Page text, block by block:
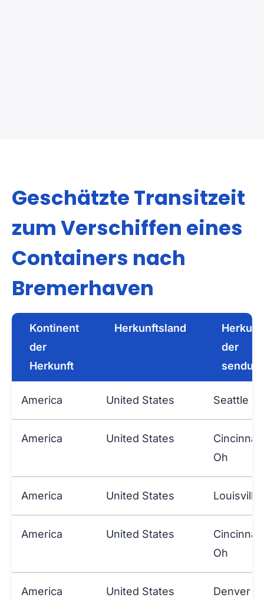
Geschätzte Transitzeit
zum Verschiffen eines
Containers nach
Bremerhaven
Kontinent
der
Herkunft
Herkunftsland
der
America United States Seattle
America United States
Oh
America United States Louisville
America United States
Oh
America United States Denver